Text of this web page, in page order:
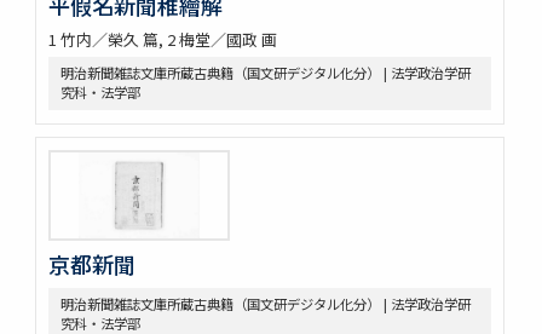
1 竹内／榮久 篇, 2 梅堂／國政 画
明治新聞雑誌文庫所蔵古典籍（国文研デジタル化分） | 法学政治学研
究科・法学部
京都新聞
明治新聞雑誌文庫所蔵古典籍（国文研デジタル化分） | 法学政治学研
究科・法学部